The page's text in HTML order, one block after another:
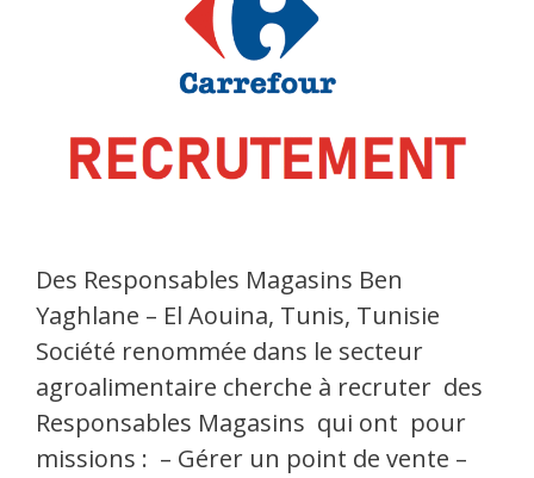
Des Responsables Magasins Ben
Yaghlane – El Aouina, Tunis, Tunisie
Société renommée dans le secteur
agroalimentaire cherche à recruter des
Responsables Magasins qui ont pour
missions : – Gérer un point de vente –